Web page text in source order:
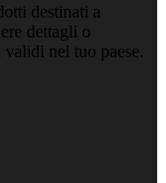
destinati a
dettagli o
nel tuo paese.